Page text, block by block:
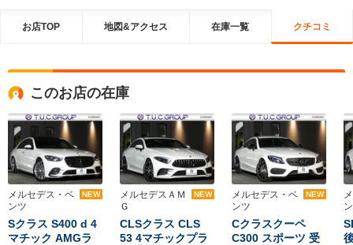
お店TOP 地図&アクセス 在庫一覧 クチコミ
このお店の在庫
メルセデス・ベ
ンツ
NEW
Sクラス S400 d 4
マチック AMGラ
メルセデスＡＭ
Ｇ
NEW
CLSクラス CLS
53 4マチックプラ
メルセデス・ベ
ンツ
NEW
Cクラスクーペ
C300 スポーツ 受